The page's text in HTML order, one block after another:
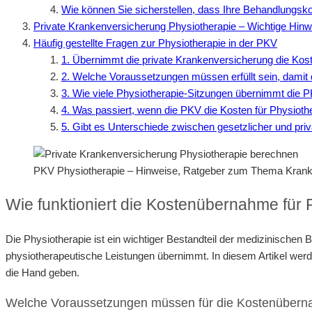
Wie können Sie sicherstellen, dass Ihre
Private Krankenversicherung Physiotherapie – Wichtige
Häufig gestellte Fragen zur Physiotherapie in der PKV
1. Übernimmt die private Krankenversicherung die
2. Welche Voraussetzungen müssen erfüllt sein,
3. Wie viele Physiotherapie-Sitzungen übernimmt die
4. Was passiert, wenn die PKV die Kosten für
5. Gibt es Unterschiede zwischen gesetzlicher und
PKV Physiotherapie – Hinweise, Ratgeber zum Thema
Wie funktioniert die Kostenübernahme
Die Physiotherapie ist ein wichtiger Bestandteil der medizinischen
physiotherapeutische Leistungen übernimmt. In diesem Artikel
die Hand geben.
Welche Voraussetzungen müssen für die